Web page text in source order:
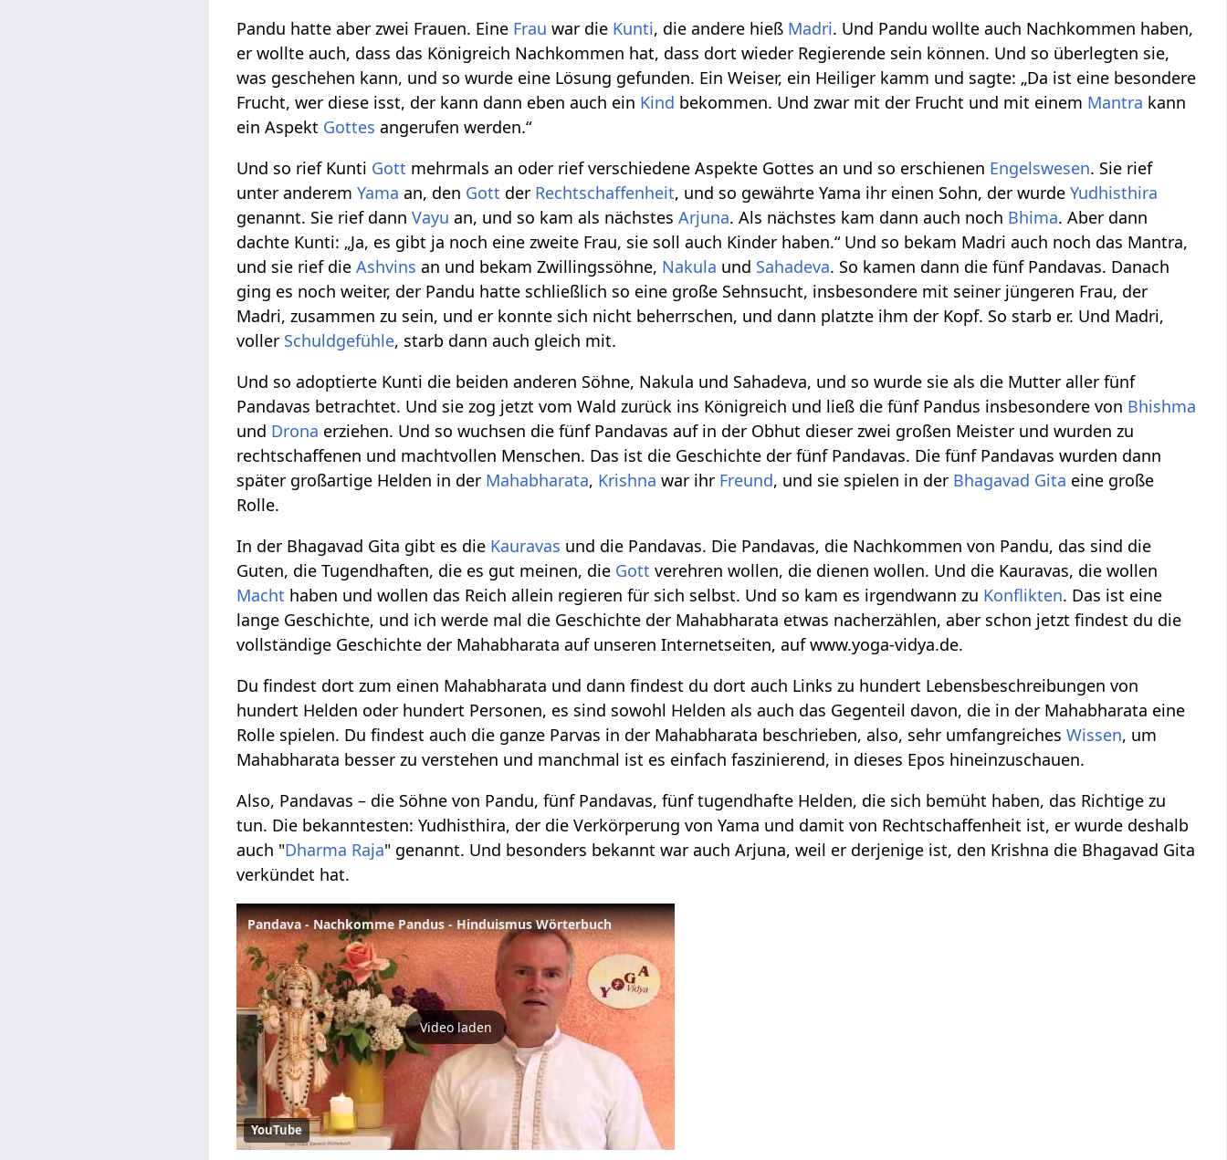
Pandu hatte aber zwei Frauen. Eine Frau war die Kunti, die andere hieß Madri. Und Pandu wollte auch Nachkommen haben,
er wollte auch, dass das Königreich Nachkommen hat, dass dort wieder Regierende sein können. Und so überlegten sie,
was geschehen kann, und so wurde eine Lösung gefunden. Ein Weiser, ein Heiliger kamm und sagte: „Da ist eine besondere
Frucht, wer diese isst, der kann dann eben auch ein Kind bekommen. Und zwar mit der Frucht und mit einem Mantra kann
ein Aspekt Gottes angerufen werden.“
Und so rief Kunti Gott mehrmals an oder rief verschiedene Aspekte Gottes an und so erschienen Engelswesen. Sie rief
unter anderemYama an, den Gott der Rechtschaffenheit, und so gewährte Yama ihr einen Sohn, der wurdeYudhisthira
genannt. Sie rief dannVayu an, und so kam als nächstesArjuna. Als nächstes kam dann auch noch Bhima. Aber dann
dachte Kunti: „Ja, es gibt ja noch eine zweite Frau, sie soll auch Kinder haben.“ Und so bekam Madri auch noch das Mantra,
und sie rief dieAshvins an und bekam Zwillingssöhne, Nakula und Sahadeva. So kamen dann die fünf Pandavas. Danach
ging es noch weiter, der Pandu hatte schließlich so eine große Sehnsucht, insbesondere mit seiner jüngeren Frau, der
Madri, zusammen zu sein, und er konnte sich nicht beherrschen, und dann platzte ihm der Kopf. So starb er. Und Madri,
voller Schuldgefühle, starb dann auch gleich mit.
Und so adoptierte Kunti die beiden anderen Söhne, Nakula und Sahadeva, und so wurde sie als die Mutter aller fünf
Pandavas betrachtet. Und sie zog jetzt vom Wald zurück ins Königreich und ließ die fünf Pandus insbesondere von Bhishma
und Drona erziehen. Und so wuchsen die fünf Pandavas auf in der Obhut dieser zwei großen Meister und wurden zu
rechtschaffenen und machtvollen Menschen. Das ist die Geschichte der fünf Pandavas. Die fünf Pandavas wurden dann
später großartige Helden in der Mahabharata, Krishna war ihr Freund, und sie spielen in der Bhagavad Gita eine große
Rolle.
In der Bhagavad Gita gibt es die Kauravas und die Pandavas. Die Pandavas, die Nachkommen von Pandu, das sind die
Guten, die Tugendhaften, die es gut meinen, die Gott verehren wollen, die dienen wollen. Und die Kauravas, die wollen
Macht haben und wollen das Reich allein regieren für sich selbst. Und so kam es irgendwann zu Konflikten. Das ist eine
lange Geschichte, und ich werde mal die Geschichte der Mahabharata etwas nacherzählen, aber schon jetzt findest du die
vollständige Geschichte der Mahabharata auf unseren Internetseiten, auf www.yoga-vidya.de.
Du findest dort zum einen Mahabharata und dann findest du dort auch Links zu hundert Lebensbeschreibungen von
hundert Helden oder hundert Personen, es sind sowohl Helden als auch das Gegenteil davon, die in der Mahabharata eine
Rolle spielen. Du findest auch die ganze Parvas in der Mahabharata beschrieben, also, sehr umfangreichesWissen, um
Mahabharata besser zu verstehen und manchmal ist es einfach faszinierend, in dieses Epos hineinzuschauen.
Also, Pandavas – die Söhne von Pandu, fünf Pandavas, fünf tugendhafte Helden, die sich bemüht haben, das Richtige zu
tun. Die bekanntesten: Yudhisthira, der die Verkörperung von Yama und damit von Rechtschaffenheit ist, er wurde deshalb
auch "Dharma Raja" genannt. Und besonders bekannt war auch Arjuna, weil er derjenige ist, den Krishna die Bhagavad Gita
verkündet hat.
Pandava - Nachkomme Pandus - Hinduismus Wörterbuch
Video laden
YouTube